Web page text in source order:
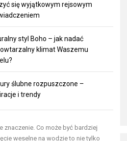
się wyjątkowym rejsowym
styl Boho – jak nadać
klimat Waszemu
ślubne rozpuszczone –
i trendy
znaczenie. Co może być bardziej
weselne na wodzie to nie tylko